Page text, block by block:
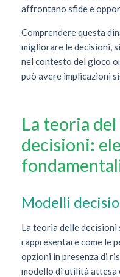
affrontano sfide e
Comprendere questa
migliorare le decisioni,
nel contesto del gioco
può avere implicazioni
La teoria
decisioni:
Modelli
La teoria delle decisioni
rappresentare come le
opzioni in presenza di
modello di utilità attesa